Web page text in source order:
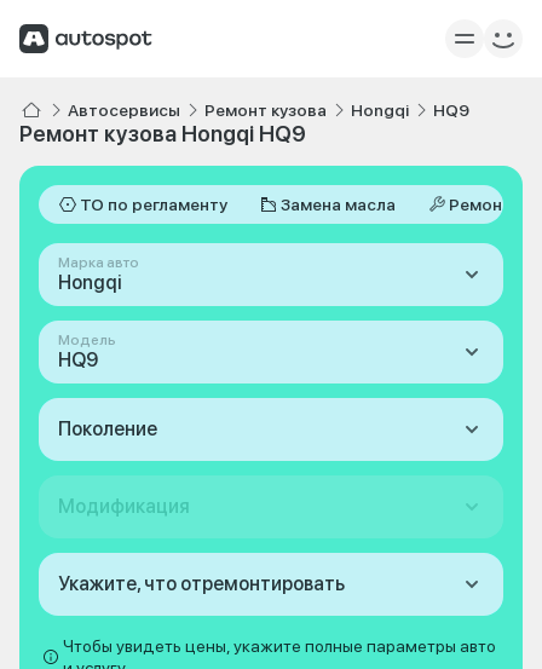
Автосервисы Ремонт кузова Hongqi HQ9
Ремонт кузова Hongqi HQ9
ТО по регламенту Замена масла Ремонт
Марка авто
Hongqi
Модель
HQ9
Поколение
Модификация
Укажите, что отремонтировать
Чтобы увидеть цены, укажите полные параметры авто